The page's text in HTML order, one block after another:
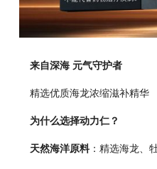
来自深海 元气守护者
精选优质海龙浓缩滋补精华
为什么选择动力仁？
天然海洋原料：精选海龙、